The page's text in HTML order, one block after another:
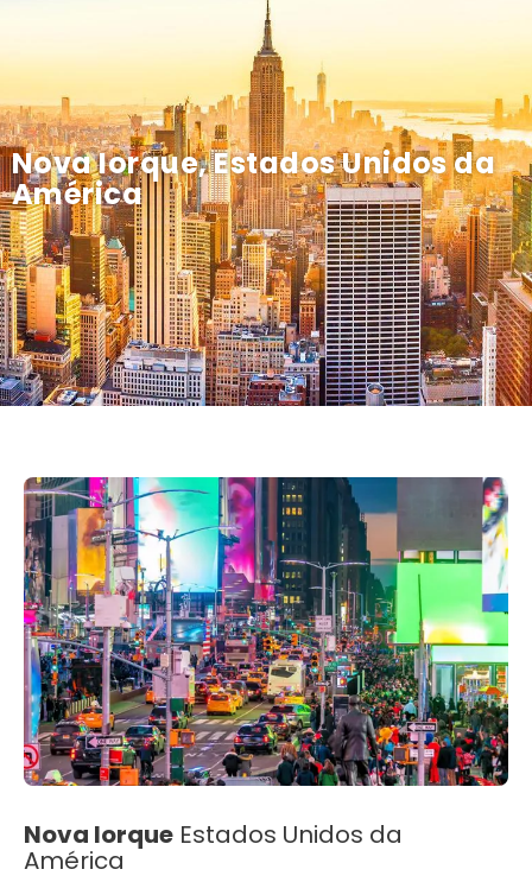
Nova Iorque, Estados Unidos da
América
Nova Iorque Estados Unidos da
América